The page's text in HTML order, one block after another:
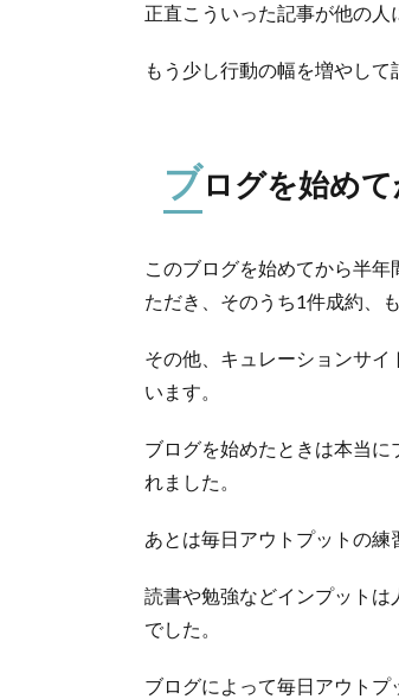
正直こういった記事が他の人
もう少し行動の幅を増やして
ブログを始め
このブログを始めてから半
ただき、そのうち1件成約、
その他、キュレーションサ
います。
ブログを始めたときは本当
れました。
あとは毎日アウトプットの練
読書や勉強などインプット
でした。
ブログによって毎日アウトプ